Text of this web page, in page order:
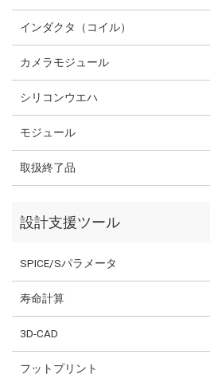
インダクタ（コイル）
カメラモジュール
シリコンウエハ
モジュール
取扱終了品
設計支援ツール
SPICE/Sパラメータ
寿命計算
3D-CAD
フットプリント